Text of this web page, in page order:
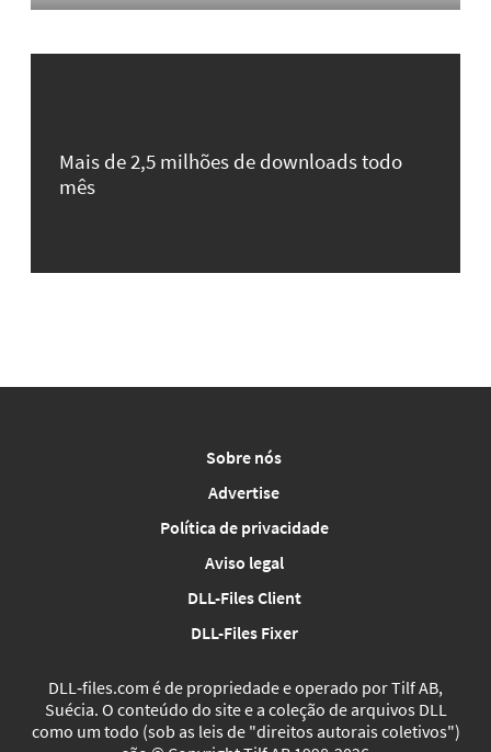
Mais de 2,5 milhões de downloads todo
mês
Sobre nós
Advertise
Política de privacidade
Aviso legal
DLL-Files Client
DLL-Files Fixer
DLL‑files.com é de propriedade e operado por Tilf AB,
Suécia. O conteúdo do site e a coleção de arquivos DLL
como um todo (sob as leis de "direitos autorais coletivos")